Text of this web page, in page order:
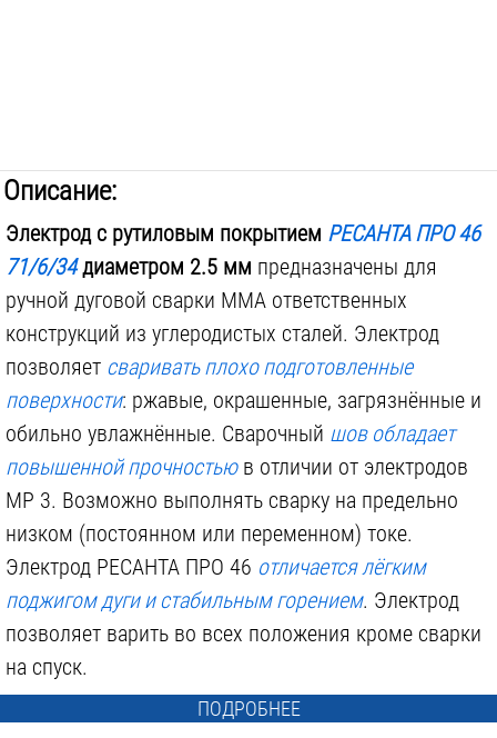
Описание:
Электрод с рутиловым покрытием РЕСАНТА ПРО 46
71/6/34диаметром 2.5 мм предназначены для
ручной дуговой сварки MMA ответственных
конструкций из углеродистых сталей. Электрод
позволяет сваривать плохо подготовленные
поверхности: ржавые, окрашенные, загрязнённые и
обильно увлажнённые. Сварочный шов обладает
повышенной прочностьюв отличии от электродов
МР 3. Возможно выполнять сварку на предельно
низком (постоянном или переменном) токе.
Электрод РЕСАНТА ПРО 46 отличается лёгким
поджигом дуги и стабильным горением. Электрод
позволяет варить во всех положения кроме сварки
на спуск.
ПОДРОБНЕЕ